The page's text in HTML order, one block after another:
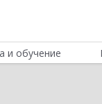
и обучение